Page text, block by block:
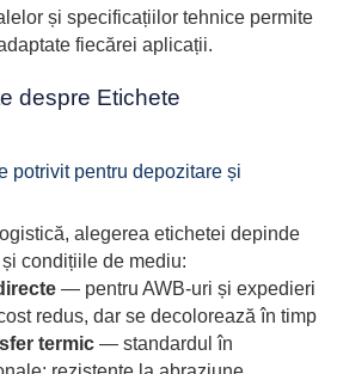
și specificațiilor tehnice permite
fiecărei aplicații.
despre Etichete
potrivit pentru depozitare și
alegerea etichetei depinde
condițiile de mediu:
— pentru AWB-uri și expedieri
redus, dar se decolorează în timp
termic — standardul în